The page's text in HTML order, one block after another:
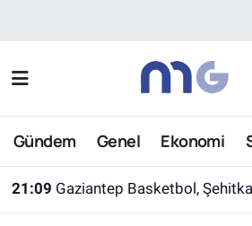
Gündem Genel Ekonomi
21:09 Gaziantep Basketbol, Şehitkamil
Nöbetçi Eczaneler
Hava Durumu